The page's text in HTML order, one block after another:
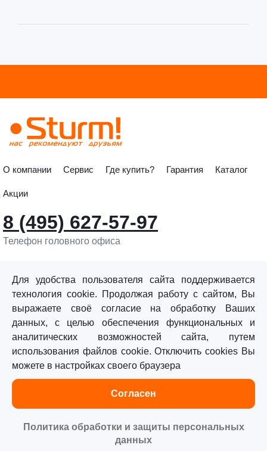
О компании Сервис Где купить? Гарантия Каталог
Акции
8 (495) 627-57-97
Телефон головного офиса
©«Sturm!» 2011–2026 ®
Все права защищены.
Политика обработки персональных данных
Для удобства пользователя сайта поддерживается
технология cookie. Продолжая работу с сайтом, Вы
выражаете своё согласие на обработку Ваших
данных, с целью обеспечения функциональных и
аналитических возможностей сайта, путем
использования файлов cookie. Отключить cookies Вы
можете в настройках своего браузера
Согласен
Политика обработки и защиты персональных
данных